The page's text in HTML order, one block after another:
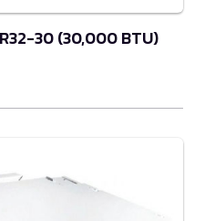
30 (30,000 BTU)